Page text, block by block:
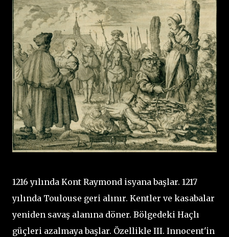
1216 yılında Kont Raymond isyana başlar. 1217
yılında Toulouse geri alınır. Kentler ve kasabalar
yeniden savaş alanına döner. Bölgedeki Haçlı
güçleri azalmaya başlar. Özellikle III. Innocent'in